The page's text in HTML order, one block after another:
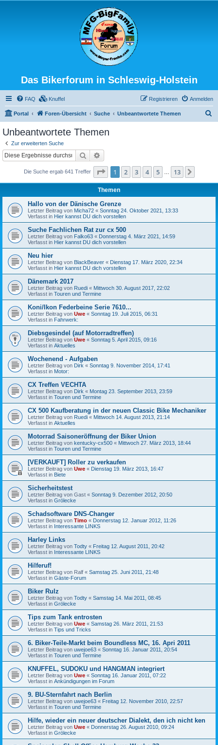
Das Bikerforum in Schleswig-Holstein
FAQ Knuffel Anmelden
Registrieren
Portal Foren-Übersicht Suche Unbeantwortete Themen
Unbeantwortete Themen
Zur erweiterten Suche
Suche
Die Suche ergab 641 Treffer Seite 1von 13
1 2 3 4 5 13
Themen
Hallo von der Dänische Grenze
Letzter Beitrag von Micha72 « Sonntag 24. Oktober 2021, 13:33
Verfasst in Hier kannst DU dich vorstellen
Suche Fachlichen Rat zur cx 500
Letzter Beitrag von Falko63 « Donnerstag 4. März 2021, 14:59
Verfasst in Hier kannst DU dich vorstellen
Neu hier
Letzter Beitrag von BlackBeaver « Dienstag 17. März 2020, 22:34
Verfasst in Hier kannst DU dich vorstellen
Dänemark 2017
Letzter Beitrag von Ruedi « Mittwoch 30. August 2017, 22:02
Verfasst in Touren und Termine
Koni/Ikon Federbeine Serie 7610...
Letzter Beitrag von Uwe « Sonntag 19. Juli 2015, 06:31
Verfasst in Fahrwerk:
Diebsgesindel (auf Motorradtreffen)
Letzter Beitrag von Uwe « Sonntag 5. April 2015, 09:16
Verfasst in Aktuelles
Wochenend - Aufgaben
Letzter Beitrag von Dirk « Sonntag 9. November 2014, 17:41
Verfasst in Motor:
CX Treffen VECHTA
Letzter Beitrag von Dirk « Montag 23. September 2013, 23:59
Verfasst in Touren und Termine
CX 500 Kaufberatung in der neuen Classic Bike Mechaniker
Letzter Beitrag von Ruedi « Mittwoch 14. August 2013, 21:14
Verfasst in Aktuelles
Motorrad Saisoneröffnung der Biker Union
Letzter Beitrag von kentucky-cx500 « Mittwoch 27. März 2013, 18:44
Verfasst in Touren und Termine
[VERKAUFT] Roller zu verkaufen
Letzter Beitrag von Uwe « Dienstag 19. März 2013, 16:47
Verfasst in Biete
Sicherheitstest
Letzter Beitrag von Gast « Sonntag 9. Dezember 2012, 20:50
Verfasst in Grölecke
Schadsoftware DNS-Changer
Letzter Beitrag von Timo « Donnerstag 12. Januar 2012, 11:26
Verfasst in Interessante LINKS
Harley Links
Letzter Beitrag von Todty « Freitag 12. August 2011, 20:42
Verfasst in Interessante LINKS
Hilferuf!
Letzter Beitrag von Ralf « Samstag 25. Juni 2011, 21:48
Verfasst in Gäste-Forum
Biker Rulz
Letzter Beitrag von Todty « Samstag 14. Mai 2011, 08:45
Verfasst in Grölecke
Tips zum Tank entrosten
Letzter Beitrag von Uwe « Samstag 26. März 2011, 21:53
Verfasst in Tips und Tricks
6. Biker-Teile-Markt beim Boundless MC, 16. Apri 2011
Letzter Beitrag von uwejoe63 « Sonntag 16. Januar 2011, 20:54
Verfasst in Touren und Termine
KNUFFEL, SUDOKU und HANGMAN integriert
Letzter Beitrag von Uwe « Sonntag 16. Januar 2011, 07:22
Verfasst in Ankündigungen im Forum
9. BU-Sternfahrt nach Berlin
Letzter Beitrag von uwejoe63 « Freitag 12. November 2010, 22:57
Verfasst in Touren und Termine
Hilfe, wieder ein neuer deutscher Dialekt, den ich nicht ken
Letzter Beitrag von Uwe « Donnerstag 26. August 2010, 09:24
Verfasst in Grölecke